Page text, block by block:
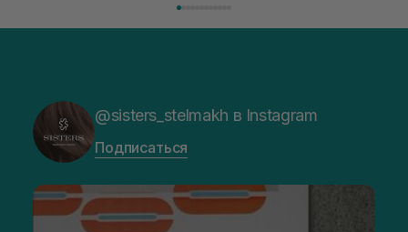
@sisters_stelmakh в Instagram
Подписаться